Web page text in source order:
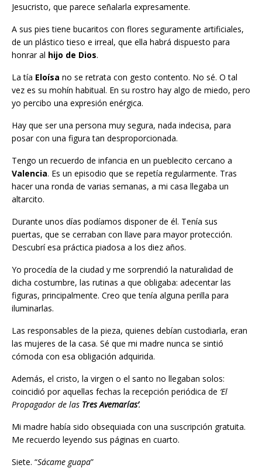
Jesucristo, que parece señalarla expresamente.
A sus pies tiene bucaritos con flores seguramente artificiales,
de un plástico tieso e irreal, que ella habrá dispuesto para
honrar al hijo de Dios.
La tía Eloísa no se retrata con gesto contento. No sé. O tal
vez es su mohín habitual. En su rostro hay algo de miedo, pero
yo percibo una expresión enérgica.
Hay que ser una persona muy segura, nada indecisa, para
posar con una figura tan desproporcionada.
Tengo un recuerdo de infancia en un pueblecito cercano a
Valencia. Es un episodio que se repetía regularmente. Tras
hacer una ronda de varias semanas, a mi casa llegaba un
altarcito.
Durante unos días podíamos disponer de él. Tenía sus
puertas, que se cerraban con llave para mayor protección.
Descubrí esa práctica piadosa a los diez años.
Yo procedía de la ciudad y me sorprendió la naturalidad de
dicha costumbre, las rutinas a que obligaba: adecentar las
figuras, principalmente. Creo que tenía alguna perilla para
iluminarlas.
Las responsables de la pieza, quienes debían custodiarla, eran
las mujeres de la casa. Sé que mi madre nunca se sintió
cómoda con esa obligación adquirida.
Además, el cristo, la virgen o el santo no llegaban solos:
coincidió por aquellas fechas la recepción periódica de ‘El
Propagador de las Tres Avemarías’.
Mi madre había sido obsequiada con una suscripción gratuita.
Me recuerdo leyendo sus páginas en cuarto.
Siete. “Sácame guapa”